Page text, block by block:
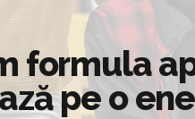
formula
pe o